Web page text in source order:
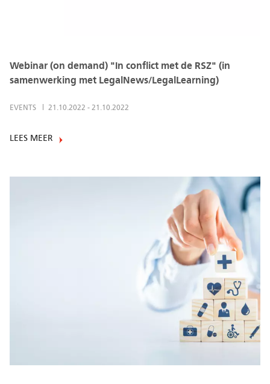
Webinar (on demand) "In conflict met de RSZ" (in
samenwerking met LegalNews/LegalLearning)
EVENTS 21.10.2022 - 21.10.2022
LEES MEER